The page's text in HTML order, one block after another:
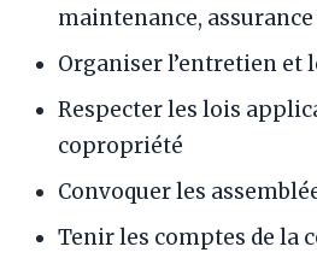
maintenance, assurance
Organiser l’entretien et
Respecter les lois
copropriété
Convoquer les
Tenir les comptes de la